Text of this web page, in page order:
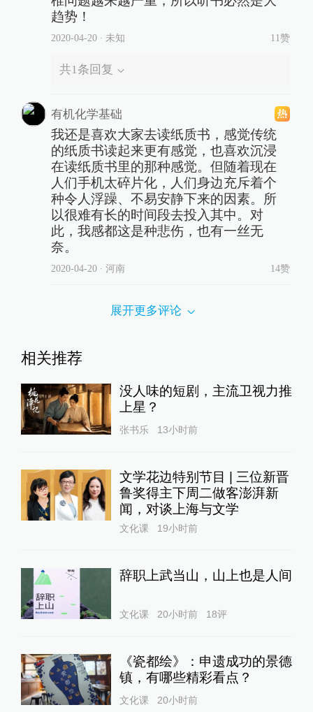
趋势！
2020-04-20∙ 未知 11赞
共1条回复
ㅤ有机化学基础
我还是喜欢大家去读纸质书，感觉传统
的纸质书读起来更有感觉，也喜欢沉浸
在读纸质书里的那种感觉。但随着现在
人们手机太碎片化，人们身边充斥着个
种令人浮躁、不易安静下来的因素。所
以很难有长的时间段去投入其中。对
此，我感都这是种悲伤，也有一丝无
奈。
2020-04-20∙ 河南 14赞
展开更多评论
相关推荐
没人味的短剧，主流卫视力推
上星？
张书乐 13小时前
文学花边特别节目 | 三位新晋
鲁奖得主下周二做客澎湃新
闻，对谈上海与文学
文化课 19小时前
辞职上武当山，山上也是人间
文化课 20小时前 18评
《瓷都绘》：申遗成功的景德
镇，有哪些精彩看点？
文化课 20小时前